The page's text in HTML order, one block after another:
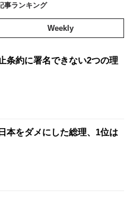
事ランキング
Weekly
条約に署名できない2つの理
本をダメにした総理、1位は